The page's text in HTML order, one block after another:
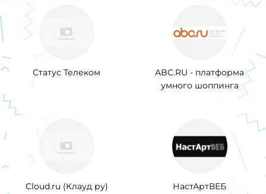
Статус Телеком
ABC.RU - платформа
умного шоппинга
Cloud.ru (Клауд ру) НастАртВЕБ